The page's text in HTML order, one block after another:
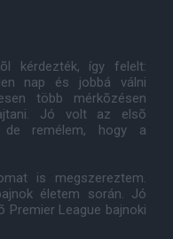
kérdezték, így felelt:
nap és jobbá válni
több mérkõzésen
Jó volt az elsõ
de remélem, hogy a
is megszereztem.
életem során. Jó
Premier League bajnoki